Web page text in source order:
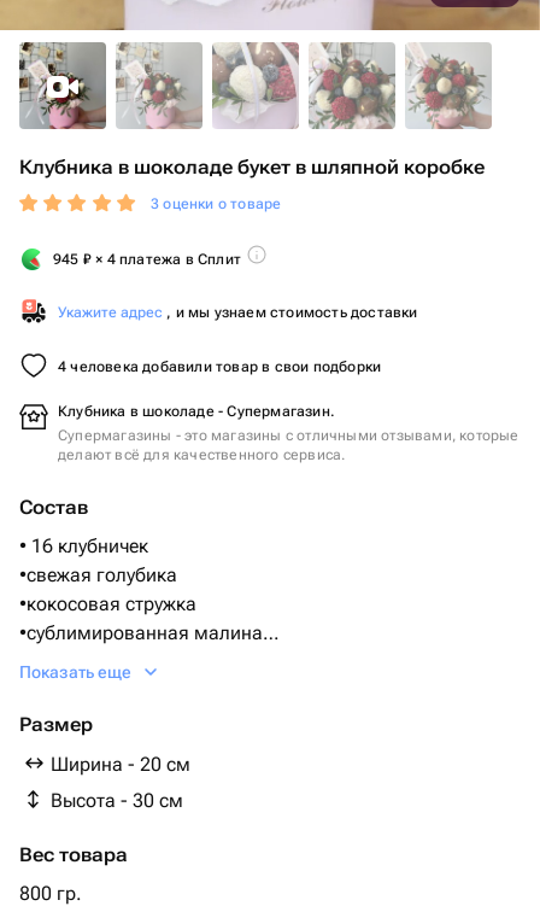
Клубника в шоколаде букет в шляпной коробке
3 оценки о товаре
945 ₽ × 4 платежа в Сплит
Укажите адрес , и мы узнаем стоимость доставки
4 человека добавили товар в свои подборки
Клубника в шоколаде - Супермагазин.
Супермагазины - это магазины с отличными отзывами, которые
делают всё для качественного сервиса.
Состав
• 16 клубничек
•свежая голубика
•кокосовая стружка
•сублимированная малина
•пищевое золото
•Бельгийский шоколад Callebaut
какао тертое, ваниль)
Показать еще
Размер
Ширина - 20 см
Высота - 30 см
Вес товара
800 гр.